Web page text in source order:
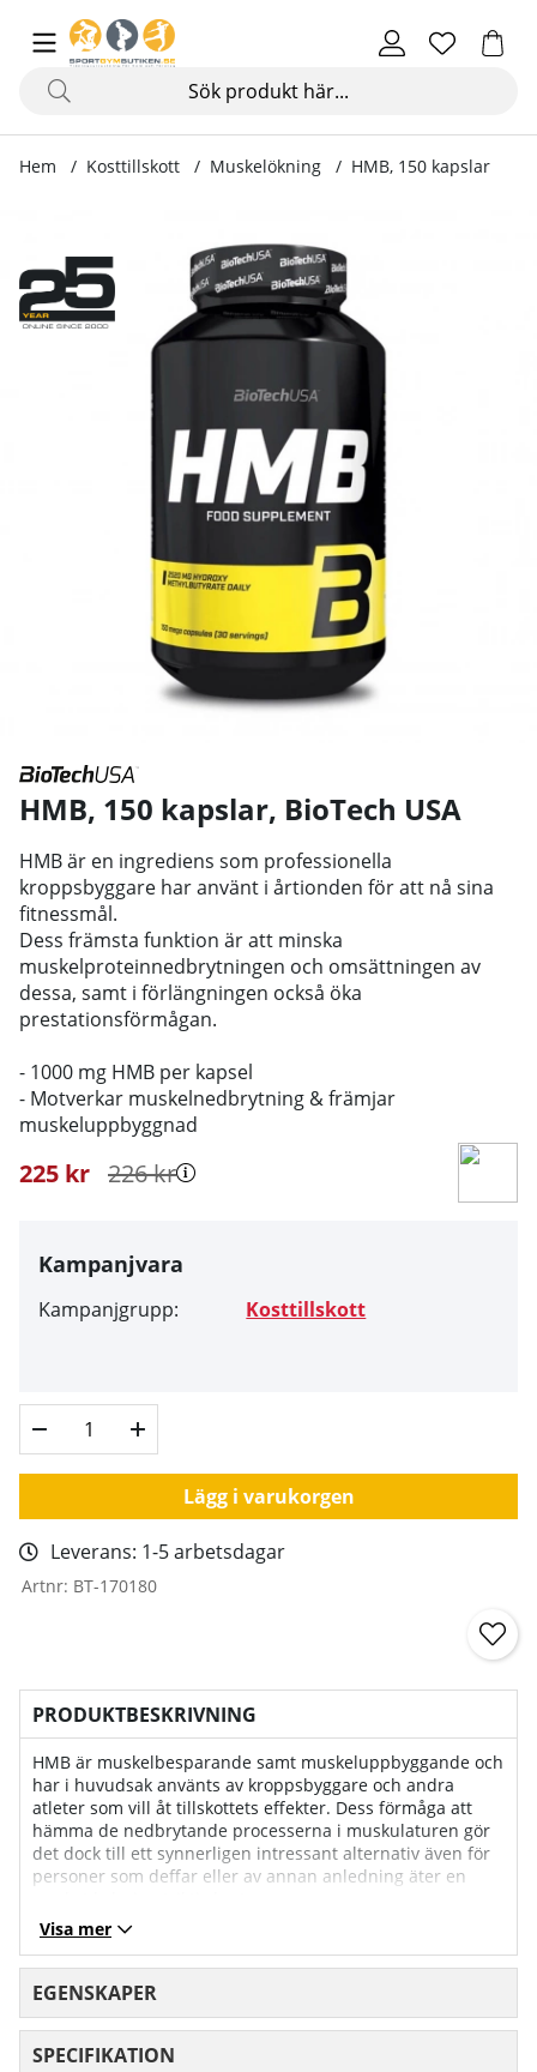
Hem Kosttillskott Muskelökning HMB, 150 kapslar
HMB, 150 kapslar, BioTech USA
HMB är en ingrediens som professionella
kroppsbyggare har använt i årtionden för att nå sina
fitnessmål.
Dess främsta funktion är att minska
muskelproteinnedbrytningen och omsättningen av
dessa, samt i förlängningen också öka
prestationsförmågan.
- 1000 mg HMB per kapsel
- Motverkar muskelnedbrytning & främjar
muskeluppbyggnad
226kr
225 kr
Kampanjvara
Kampanjgrupp: Kosttillskott
Lägg i varukorgen
Leverans: 1-5 arbetsdagar
Artnr: BT-170180
PRODUKTBESKRIVNING
HMB är muskelbesparande samt muskeluppbyggande och
har i huvudsak använts av kroppsbyggare och andra
atleter som vill åt tillskottets effekter. Dess förmåga att
hämma de nedbrytande processerna i muskulaturen gör
det dock till ett synnerligen intressant alternativ även för
personer som deffar eller av annan anledning äter en
Visa mer
EGENSKAPER
SPECIFIKATION